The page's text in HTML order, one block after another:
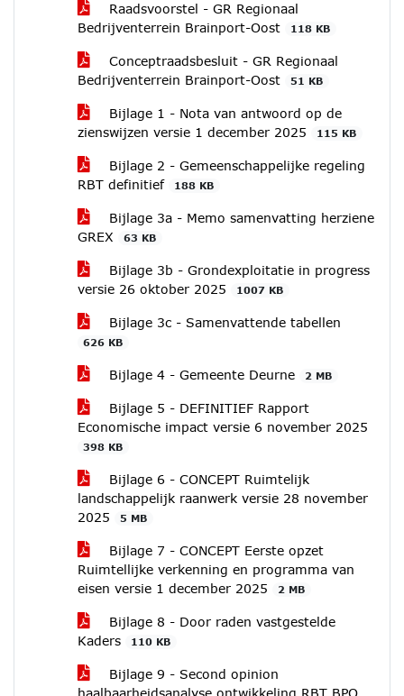
Raadsvoorstel - GR Regionaal
Bedrijventerrein Brainport-Oost
118 KB
Conceptraadsbesluit - GR Regionaal
Bedrijventerrein Brainport-Oost
51 KB
Bijlage 1 - Nota van antwoord op de
zienswijzen versie 1 december 2025
115 KB
Bijlage 2 - Gemeenschappelijke regeling
RBT definitief
188 KB
Bijlage 3a - Memo samenvatting herziene
GREX
63 KB
Bijlage 3b - Grondexploitatie in progress
versie 26 oktober 2025
1007 KB
Bijlage 3c - Samenvattende tabellen
626 KB
Bijlage 4 - Gemeente Deurne 2 MB
Bijlage 5 - DEFINITIEF Rapport
Economische impact versie 6 november 2025
398 KB
Bijlage 6 - CONCEPT Ruimtelijk
landschappelijk raanwerk versie 28 november
2025
5 MB
Bijlage 7 - CONCEPT Eerste opzet
Ruimtellijke verkenning en programma van
eisen versie 1 december 2025
2 MB
Bijlage 8 - Door raden vastgestelde
Kaders
110 KB
Bijlage 9 - Second opinion
haalbaarheidsanalyse ontwikkeling RBT BPO